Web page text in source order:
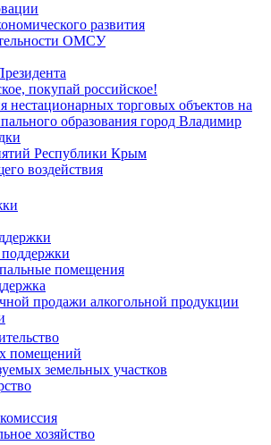
развития
ОМСУ
покупай российское!
нестационарных торговых объектов на
образования город Владимир
Республики Крым
воздействия
поддержки
помещения
продажи алкогольной продукции
помещений
земельных участков
хозяйство